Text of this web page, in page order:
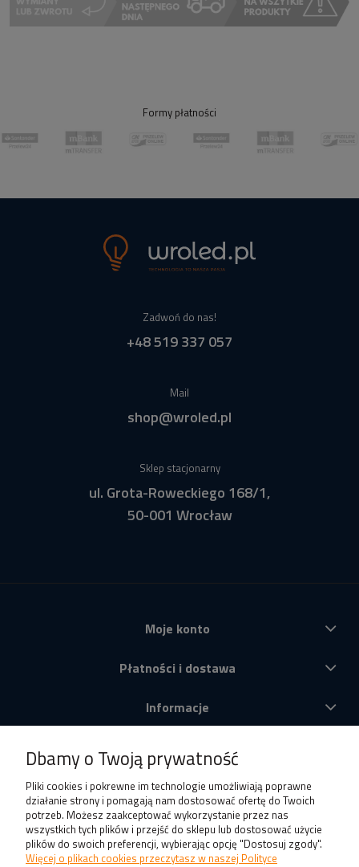
Formy płatności
Zadwoń do nas!
+48 519 337 057
Mail
shop@wroled.pl
Sklep stacjonarny
ul. Grota-Roweckiego 168/1,
50-001 Wrocław
Moje konto
Płatności i dostawa
Informacje
Produkty
Dbamy o Twoją prywatność
Pliki cookies i pokrewne im technologie umożliwiają poprawne
działanie strony i pomagają nam dostosować ofertę do Twoich
potrzeb. Możesz zaakceptować wykorzystanie przez nas
wszystkich tych plików i przejść do sklepu lub dostosować użycie
plików do swoich preferencji, wybierając opcję "Dostosuj zgody".
Więcej o plikach cookies przeczytasz w naszej Polityce